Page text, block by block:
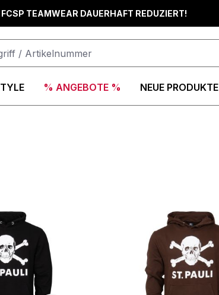
FCSP TEAMWEAR DAUERHAFT REDUZIERT!
% ANGEBOTE % NEUE PRODUKTE